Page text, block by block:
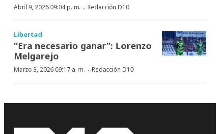
Abril 9, 2026 09:04 p. m. · Redacción D10
Libertad
“Era necesario ganar”: Lorenzo
Melgarejo
Marzo 3, 2026 09:17 a. m. · Redacción D10